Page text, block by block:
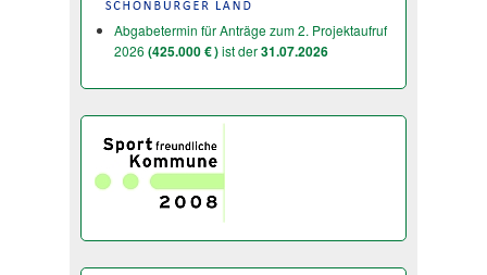
Abgabetermin für Anträge zum 2. Projektaufruf
2026 (425.000 € )ist der31.07.2026